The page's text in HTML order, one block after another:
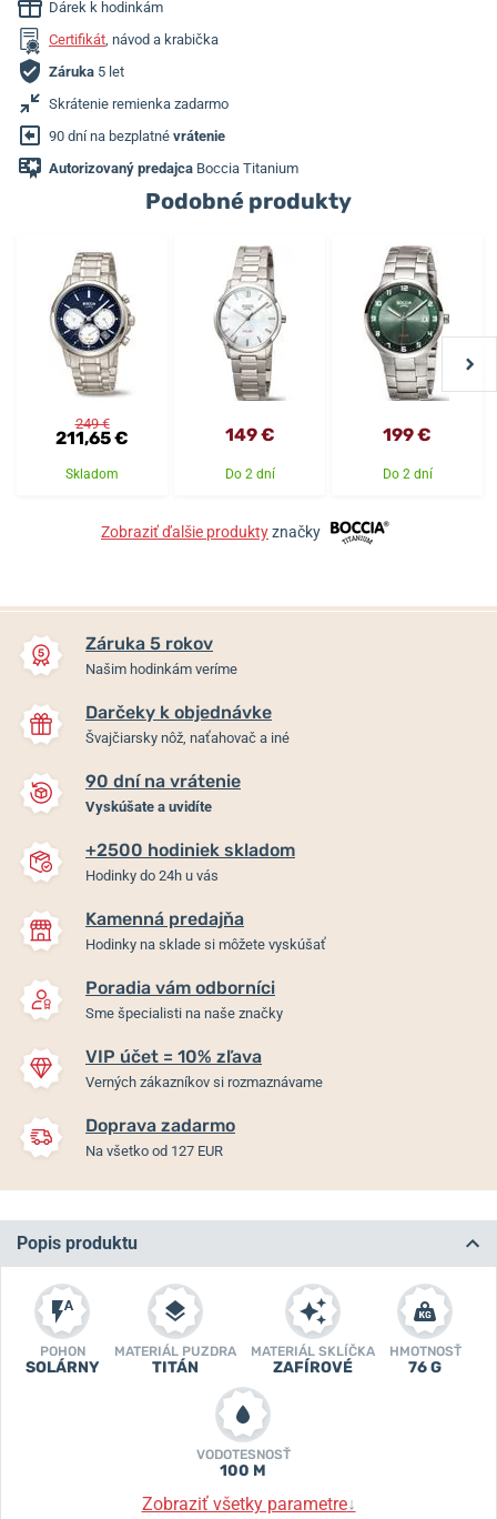
Dárek k hodinkám
Certifikát, návod a krabička
Záruka 5 let
Skrátenie remienka zadarmo
90 dní na bezplatné vrátenie
Autorizovaný predajca Boccia Titanium
Podobné produkty
249 €
211,65 €
Skladom
149 €
Do 2 dní
199 €
Do 2 dní
Zobraziť ďalšie produktyznačky
Záruka 5 rokov
Našim hodinkám veríme
Darčeky k objednávke
Švajčiarsky nôž, naťahovač a iné
90 dní na vrátenie
Vyskúšate a uvidíte
+2500 hodiniek skladom
Hodinky do 24h u vás
Kamenná predajňa
Hodinky na sklade si môžete vyskúšať
Poradia vám odborníci
Sme špecialisti na naše značky
VIP účet = 10% zľava
Verných zákazníkov si rozmaznávame
Doprava zadarmo
Na všetko od 127 EUR
Popis produktu
POHON
SOLÁRNY
MATERIÁL PUZDRA
TITÁN
MATERIÁL SKLÍČKA
ZAFÍROVÉ
HMOTNOSŤ
76 G
VODOTESNOSŤ
100 M
Zobraziť všetky parametre↓